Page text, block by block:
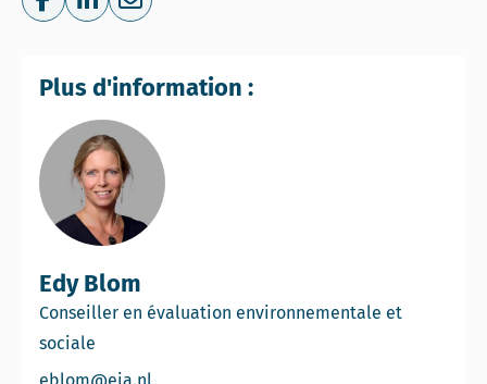
Share on Facebook
Share on LinkedIn
Share via e-mail
Edy Blom
Conseiller en évaluation environnementale et
sociale
Plus d'information :